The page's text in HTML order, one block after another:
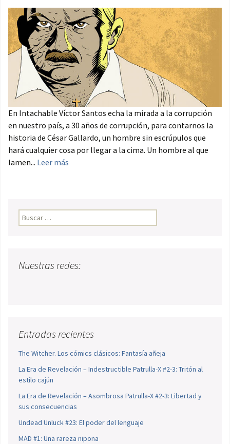
En Intachable Víctor Santos echa la mirada a la corrupción
en nuestro país, a 30 años de corrupción, para contarnos la
historia de César Gallardo, un hombre sin escrúpulos que
hará cualquier cosa por llegar a la cima. Un hombre al que
lamen... Leer más
Buscar:
Nuestras redes:
Entradas recientes
The Witcher. Los cómics clásicos: Fantasía añeja
La Era de Revelación – Indestructible Patrulla-X #2-3: Tritón al
estilo cajún
La Era de Revelación – Asombrosa Patrulla-X #2-3: Libertad y
sus consecuencias
Undead Unluck #23: El poder del lenguaje
MAD #1: Una rareza nipona